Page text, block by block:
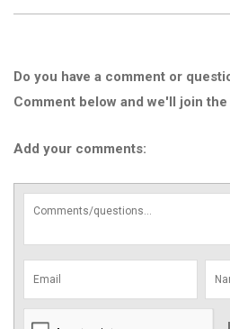
Do you have a comment or
Comment below and we'll join
Add your comments: